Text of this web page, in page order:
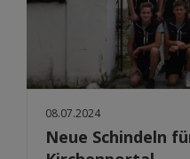
08.07.2024
Neue Schindeln